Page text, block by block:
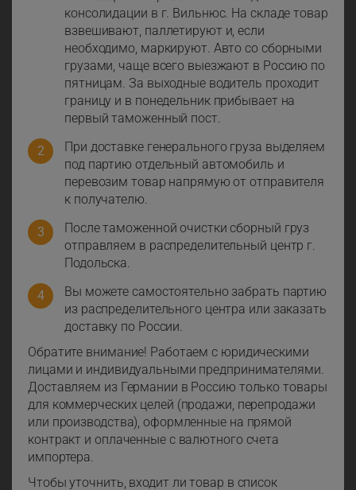
консолидации в г. Вильнюс. На складе товар
взвешивают, паллетируют и, если
необходимо, маркируют. Авто со сборными
грузами, чаще всего выезжают в Россию по
пятницам. За выходные водитель проходит
границу и в понедельник прибывает на
первый таможенный пост.
При доставке генерального груза выделяем
под партию отдельный автомобиль и
перевозим товар напрямую от отправителя
к получателю.
После таможенной очистки сборный груз
отправляем в распределительный центр г.
Подольска.
Вы можете самостоятельно забрать партию
из распределительного центра или заказать
доставку по России.
Обратите внимание! Работаем с юридическими
лицами и индивидуальными предпринимателями.
Доставляем из Германии в Россию только товары
для коммерческих целей (продажи, перепродажи
или производства), оформленные на прямой
контракт и оплаченные с валютного счета
импортера.
Чтобы уточнить, входит ли товар в список